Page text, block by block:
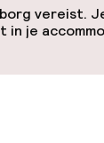
vereist.
in je